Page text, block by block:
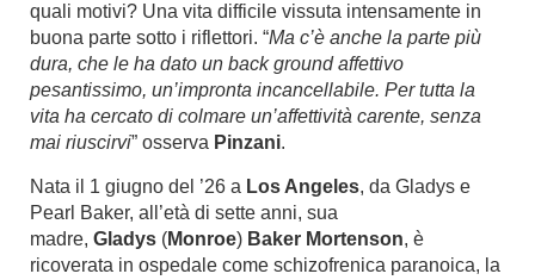
quali motivi? Una vita difficile vissuta intensamente in
buona parte sotto i riflettori. “Ma c’è anche la parte più
dura, che le ha dato un back ground affettivo
pesantissimo, un’impronta incancellabile. Per tutta la
vita ha cercato di colmare un’affettività carente, senza
mai riuscirvi” osserva Pinzani.
Nata il 1 giugno del ’26 a Los Angeles, da Gladys e
Pearl Baker, all’età di sette anni, sua
madre, Gladys (Monroe) Baker Mortenson, è
ricoverata in ospedale come schizofrenica paranoica, la